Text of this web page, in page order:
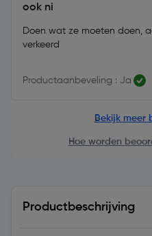
ook ni
Doen wat ze moeten doen,
verkeerd
Productaanbeveling : Ja
Bekijk meer
Hoe worden
Productbeschrijving